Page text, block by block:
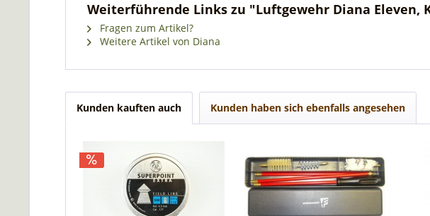
Weiterführende Links zu "Luftgewehr Diana Eleven,
Fragen zum Artikel?
Weitere Artikel von Diana
Kunden kauften auch Kunden haben sich ebenfalls angesehen